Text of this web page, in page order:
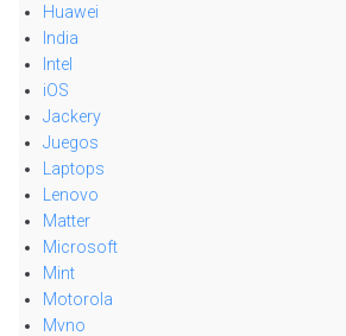
Huawei
India
Intel
iOS
Jackery
Juegos
Laptops
Lenovo
Matter
Microsoft
Mint
Motorola
Mvno